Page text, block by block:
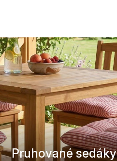
Pruhované sedáky